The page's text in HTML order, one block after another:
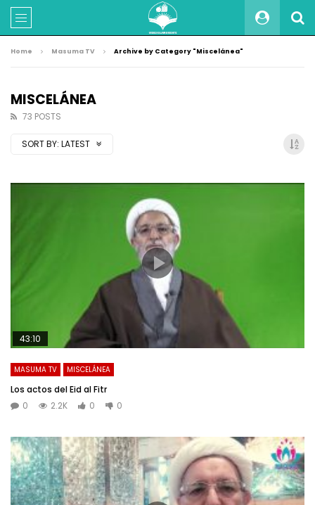
Home Masuma TV Archive by Category "Miscelánea"
MISCELÁNEA
73 POSTS
SORT BY: LATEST
43:10
MASUMA TV MISCELÁNEA
Los actos del Eid al Fitr
0
2.2K 0 0